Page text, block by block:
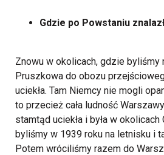
Gdzie po Powstaniu
Znowu w okolicach, gdzie byliśmy
Pruszkowa do obozu
uciekła. Tam Niemcy nie mogli
to przecież cała ludność
stamtąd uciekła i była w okolicach
byliśmy w 1939 roku na letnisku i
Potem wróciliśmy razem do